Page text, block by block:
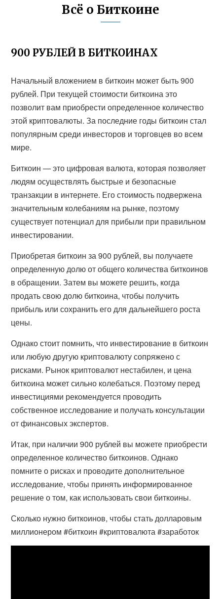
Всё о Биткоине
900 РУБЛЕЙ В БИТКОИНАХ
Начальный вложением в биткоин может быть 900
рублей. При текущей стоимости биткоина это
позволит вам приобрести определенное количество
этой криптовалюты. За последние годы биткоин стал
популярным среди инвесторов и торговцев во всем
мире.
Биткоин — это цифровая валюта, которая позволяет
людям осуществлять быстрые и безопасные
транзакции в интернете. Его стоимость подвержена
значительным колебаниям на рынке, поэтому
существует потенциал для прибыли при правильном
инвестировании.
Приобретая биткоин за 900 рублей, вы получаете
определенную долю от общего количества биткоинов
в обращении. Затем вы можете решить, когда
продать свою долю биткоина, чтобы получить
прибыль или сохранить его для дальнейшего роста
цены.
Однако стоит помнить, что инвестирование в биткоин
или любую другую криптовалюту сопряжено с
рисками. Рынок криптовалют нестабилен, и цена
биткоина может сильно колебаться. Поэтому перед
инвестициями рекомендуется проводить
собственное исследование и получать консультации
от финансовых экспертов.
Итак, при наличии 900 рублей вы можете приобрести
определенное количество биткоинов. Однако
помните о рисках и проводите дополнительное
исследование, чтобы принять информированное
решение о том, как использовать свои биткоины.
Сколько нужно биткоинов, чтобы стать долларовым
миллионером #биткоин #криптовалюта #заработок